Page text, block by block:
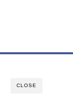
CLOSE